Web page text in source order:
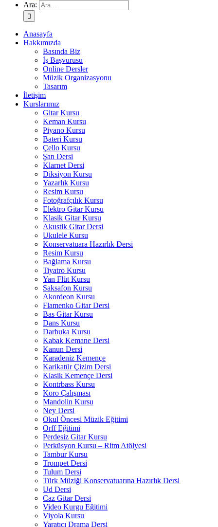
Ara:
Anasayfa
Hakkımızda
Basında Biz
İş Başvurusu
Online Dersler
Müzik Organizasyonu
Tasarım
İletişim
Kurslarımız
Gitar Kursu
Keman Kursu
Piyano Kursu
Bateri Kursu
Çello Kursu
Şan Dersi
Klarnet Dersi
Diksiyon Kursu
Yazarlık Kursu
Resim Kursu
Fotoğrafçılık Kursu
Elektro Gitar Kursu
Klasik Gitar Kursu
Akustik Gitar Dersi
Ukulele Kursu
Konservatuara Hazırlık Dersi
Resim Kursu
Bağlama Kursu
Tiyatro Kursu
Yan Flüt Kursu
Saksafon Kursu
Akordeon Kursu
Flamenko Gitar Dersi
Bas Gitar Kursu
Dans Kursu
Darbuka Kursu
Kabak Kemane Dersi
Kanun Dersi
Karadeniz Kemençe
Karikatür Çizim Dersi
Klasik Kemençe Dersi
Kontrbass Kursu
Koro Çalışması
Mandolin Kursu
Ney Dersi
Okul Öncesi Müzik Eğitimi
Orff Eğitimi
Perdesiz Gitar Kursu
Perküsyon Kursu – Ritm Atölyesi
Tambur Kursu
Trompet Dersi
Tulum Dersi
Türk Müziği Konservatuarına Hazırlık Dersi
Ud Dersi
Caz Gitar Dersi
Video Kurgu Eğitimi
Viyola Kursu
Yaratıcı Drama Dersi